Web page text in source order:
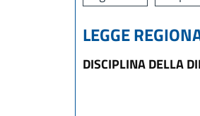
LEGGE
DISCIPLINA DELLA